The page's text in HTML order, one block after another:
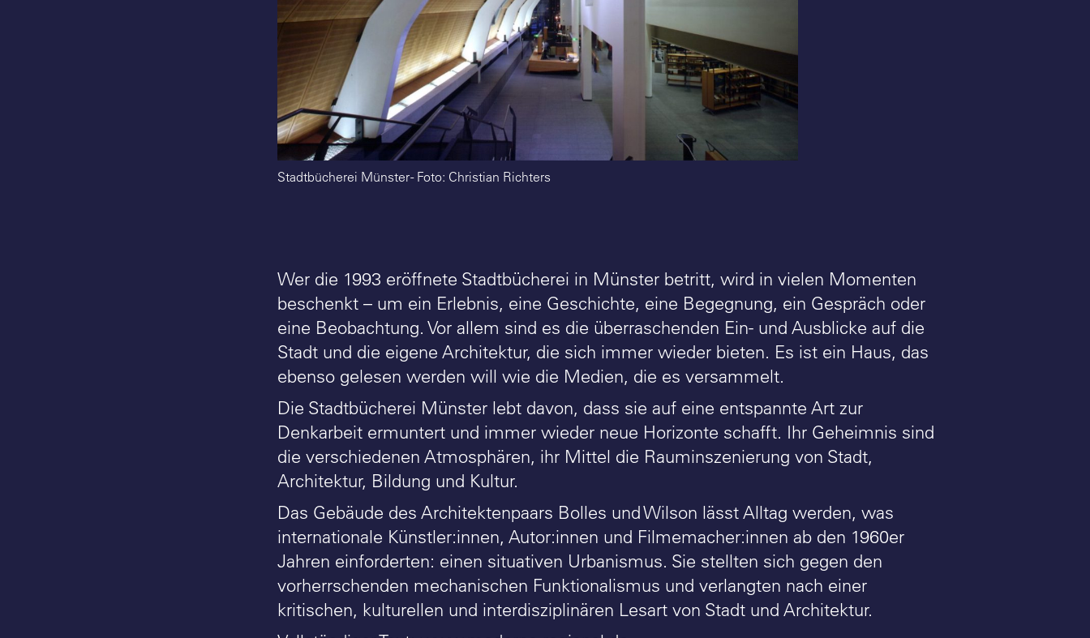
Stadtbücherei Münster - Foto: Christian Richters
Wer die 1993 eröffnete Stadtbücherei in Münster betritt, wird in vielen Momenten
beschenkt – um ein Erlebnis, eine Geschichte, eine Begegnung, ein Gespräch oder
eine Beobachtung. Vor allem sind es die überraschenden Ein- und Ausblicke auf die
Stadt und die eigene Architektur, die sich immer wieder bieten. Es ist ein Haus, das
ebenso gelesen werden will wie die Medien, die es versammelt.
Die Stadtbücherei Münster lebt davon, dass sie auf eine entspannte Art zur
Denkarbeit ermuntert und immer wieder neue Horizonte schafft. Ihr Geheimnis sind
die verschiedenen Atmosphären, ihr Mittel die Rauminszenierung von Stadt,
Architektur, Bildung und Kultur.
Das Gebäude des Architektenpaars Bolles und Wilson lässt Alltag werden, was
internationale Künstler:innen, Autor:innen und Filmemacher:innen ab den 1960er
Jahren einforderten: einen situativen Urbanismus. Sie stellten sich gegen den
vorherrschenden mechanischen Funktionalismus und verlangten nach einer
kritischen, kulturellen und interdisziplinären Lesart von Stadt und Architektur.